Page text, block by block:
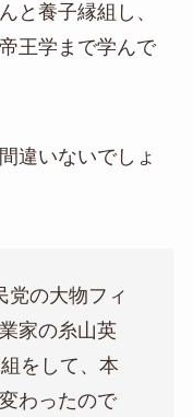
と養子縁組し、
王学まで学んで
違いないでしょ
党の大物フィ
家の糸山英
をして、本
わったので